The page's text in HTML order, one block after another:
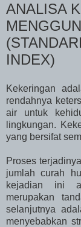
ANALISA
INDEX)
Kekeringan
rendahnya
air untuk
lingkungan.
yang bersifat
Proses
jumlah curah
kejadian ini
merupakan
selanjutnya
menyebabkan